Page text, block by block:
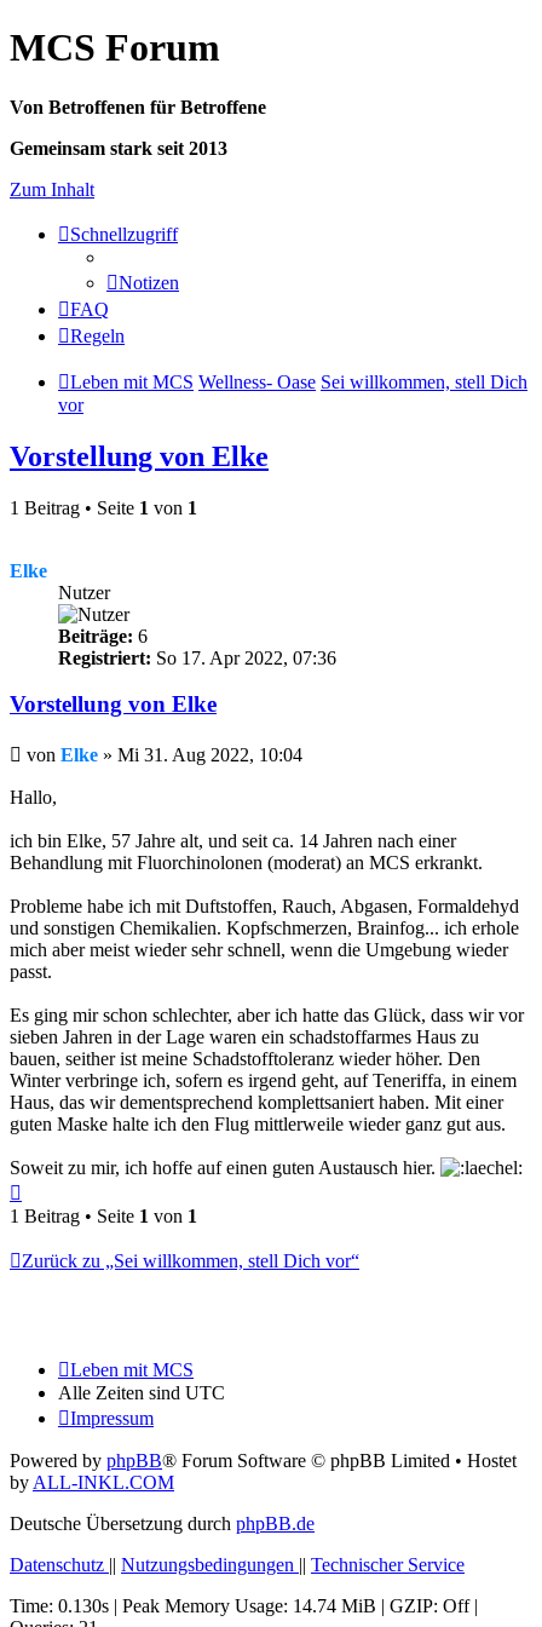
MCS Forum
Von Betroffenen für Betroffene
Gemeinsam stark seit 2013
Zum Inhalt
Schnellzugriff
Notizen
FAQ
Regeln
Leben mit MCS Wellness- Oase Sei willkommen, stell Dich
vor
Vorstellung von Elke
1 Beitrag • Seite 1 von 1
Elke
Nutzer
Beiträge: 6
Registriert: So 17. Apr 2022, 07:36
Vorstellung von Elke
Beitrag
von Elke » Mi 31. Aug 2022, 10:04
Hallo,
ich bin Elke, 57 Jahre alt, und seit ca. 14 Jahren nach einer
Behandlung mit Fluorchinolonen (moderat) an MCS erkrankt.
Probleme habe ich mit Duftstoffen, Rauch, Abgasen, Formaldehyd
und sonstigen Chemikalien. Kopfschmerzen, Brainfog... ich erhole
mich aber meist wieder sehr schnell, wenn die Umgebung wieder
passt.
Es ging mir schon schlechter, aber ich hatte das Glück, dass wir vor
sieben Jahren in der Lage waren ein schadstoffarmes Haus zu
bauen, seither ist meine Schadstofftoleranz wieder höher. Den
Winter verbringe ich, sofern es irgend geht, auf Teneriffa, in einem
Haus, das wir dementsprechend komplettsaniert haben. Mit einer
guten Maske halte ich den Flug mittlerweile wieder ganz gut aus.
Soweit zu mir, ich hoffe auf einen guten Austausch hier.
oben
1 Beitrag • Seite 1 von 1
Zurück zu „Sei willkommen, stell Dich vor“
Leben mit MCS
Alle Zeiten sind UTC
Impressum
Powered by phpBB® Forum Software © phpBB Limited • Hostet
by ALL-INKL.COM
Deutsche Übersetzung durch phpBB.de
Datenschutz || Nutzungsbedingungen || Technischer Service
Time: 0.130s | Peak Memory Usage: 14.74 MiB | GZIP: Off |